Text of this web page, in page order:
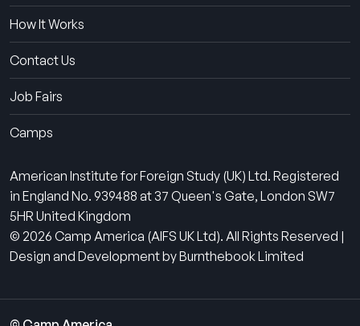
How It Works
Contact Us
Job Fairs
Camps
American Institute for Foreign Study (UK) Ltd. Registered
in England No. 939488 at 37 Queen's Gate, London SW7
5HR United Kingdom
© 2026 Camp America (AIFS UK Ltd). All Rights Reserved |
Design and Development by Burnthebook Limited